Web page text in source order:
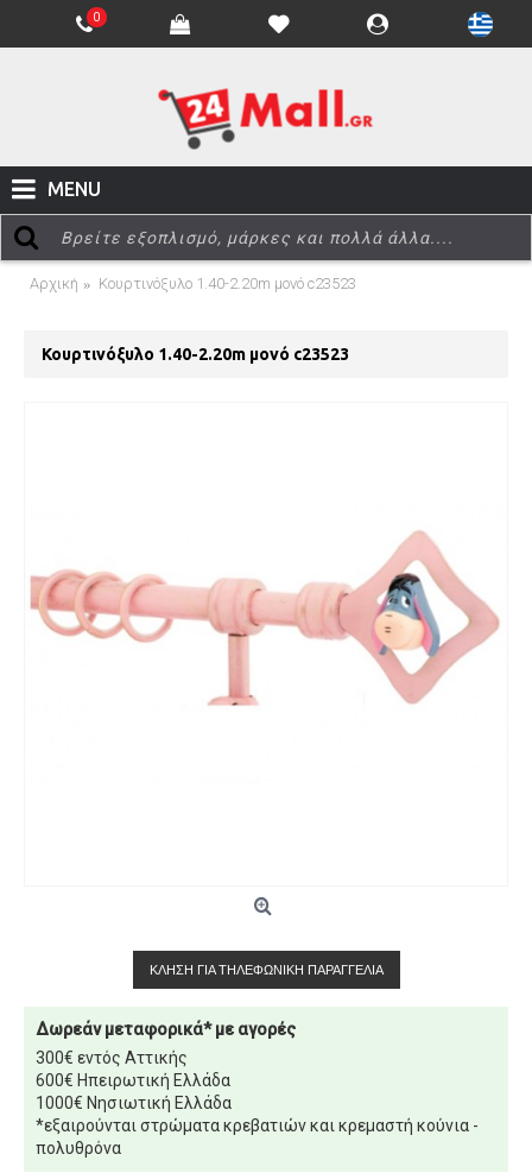
0
MENU
Αρχική Κουρτινόξυλο 1.40-2.20m μονό c23523
Κουρτινόξυλο 1.40-2.20m μονό c23523
ΚΛΉΣΗ ΓΙΑ ΤΗΛΕΦΩΝΙΚΉ ΠΑΡΑΓΓΕΛΊΑ
Δωρεάν μεταφορικά* με αγορές
300€ εντός Αττικής
600€ Ηπειρωτική Ελλάδα
1000€ Νησιωτική Ελλάδα
*εξαιρούνται στρώματα κρεβατιών και κρεμαστή κούνια -
πολυθρόνα